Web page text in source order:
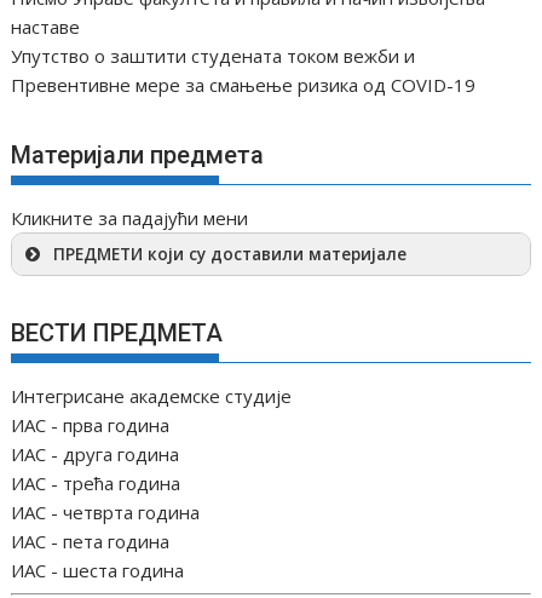
наставе
Упутство о заштити студената током вежби и
Превентивне мере за смањење ризика од COVID-19
Материјали предмета
Кликните за падајући мени
ПРЕДМЕТИ који су доставили материјале
ВЕСТИ ПРЕДМЕТА
Интегрисане академске студије
ИАС - прва година
ИАС - друга година
ИАС - трећа година
ИАС - четврта година
ИАС - пета година
ИАС - шеста година